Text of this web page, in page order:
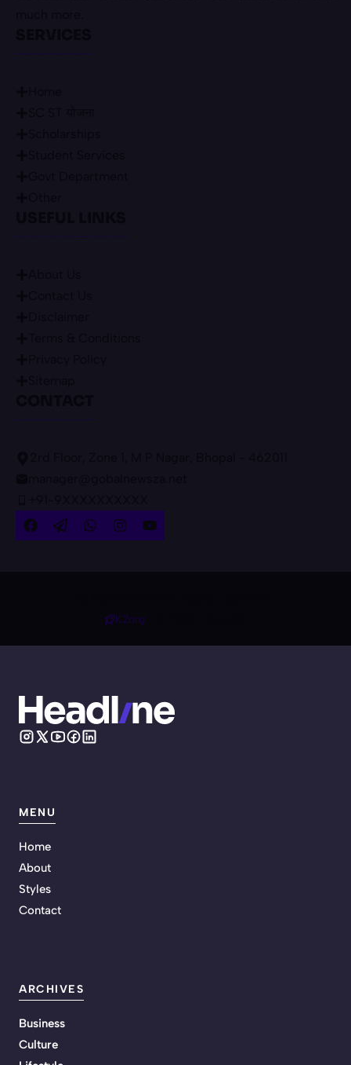
K2org
MENU
Home
About
Styles
Contact
ARCHIVES
Business
Culture